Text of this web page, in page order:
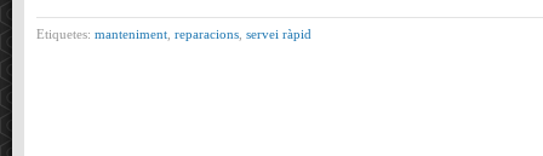
Etiquetes: manteniment reparacions servei ràpid